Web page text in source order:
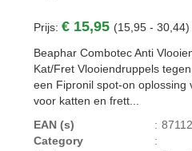
Prijs:€ 15,95 (15,95 - 30,44)
Beaphar Combotec Anti
Kat/Fret Vlooiendruppels
een Fipronil spot-on
voor katten en frett...
EAN (s)
:
Category
: